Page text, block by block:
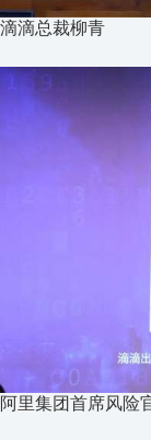
滴滴总裁柳青
阿里集团首席风险